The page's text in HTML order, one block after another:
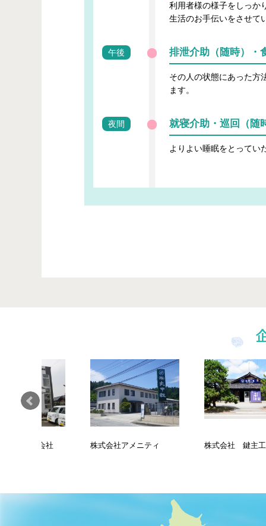
利用者様の様子をしっか
生活のお手伝いをさせて
午後 排泄介助（随時）・
その人の状態にあった方
ます。
夜間 就寝介助・巡回（随
よりよい睡眠をとってい
株式会社アメニティ 株式会社 鍵主工業